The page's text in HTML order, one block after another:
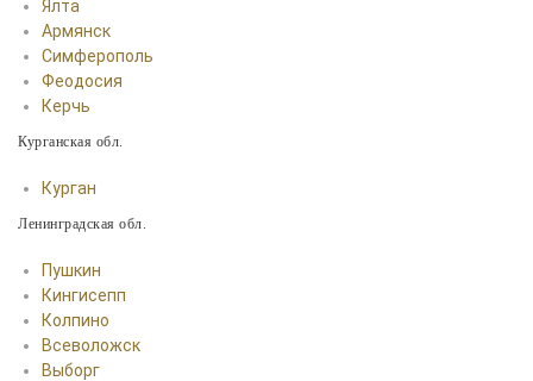
Ялта
Армянск
Симферополь
Феодосия
Керчь
Курганская обл.
Курган
Ленинградская обл.
Пушкин
Кингисепп
Колпино
Всеволожск
Выборг